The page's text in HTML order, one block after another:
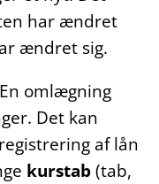
har ændret
ændret sig.
omlægning
Det kan
af lån
kurstab(tab,